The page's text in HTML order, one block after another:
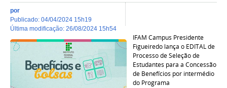
por
publicado: 04/04/2024 15h19
última modificação: 26/08/2024 15h54
IFAM Campus Presidente
Figueiredo lança o EDITAL de
Processo de Seleção de
Estudantes para a Concessão
de Benefícios por intermédio
do Programa